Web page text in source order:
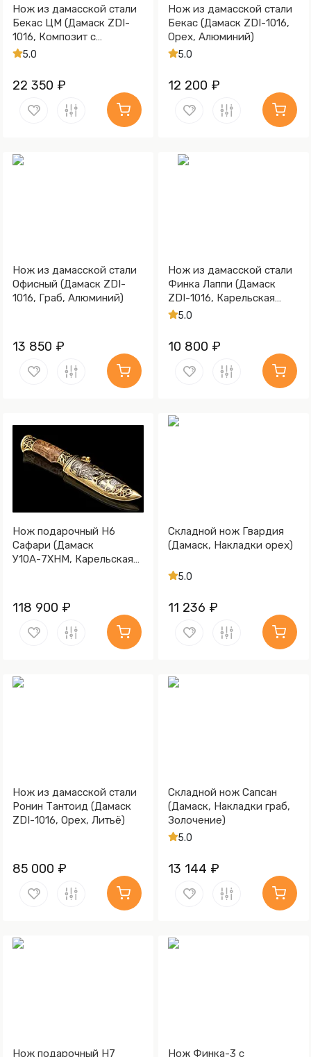
Нож из дамасской стали
Бекас ЦМ (Дамаск ZDI-
1016, Композит с
бронзовой микросеткой
5.0
22 350 ₽
Нож из дамасской стали
Бекас (Дамаск ZDI-1016,
Орех, Алюминий)
5.0
12 200 ₽
Нож из дамасской стали
Офисный (Дамаск ZDI-
1016, Граб, Алюминий)
13 850 ₽
Нож из дамасской стали
Финка Лаппи (Дамаск
ZDI-1016, Карельская
берёза, Алюминий)
5.0
10 800 ₽
Нож подарочный Н6
Сафари (Дамаск
У10А-7ХНМ, Карельская
118 900 ₽
Складной нож Гвардия
(Дамаск, Накладки орех)
5.0
11 236 ₽
Нож из дамасской стали
Ронин Тантоид (Дамаск
ZDI-1016, Орех, Литьё)
85 000 ₽
Складной нож Сапсан
(Дамаск, Накладки граб,
Золочение)
5.0
13 144 ₽
Нож подарочный Н7 Нож Финка-3 c